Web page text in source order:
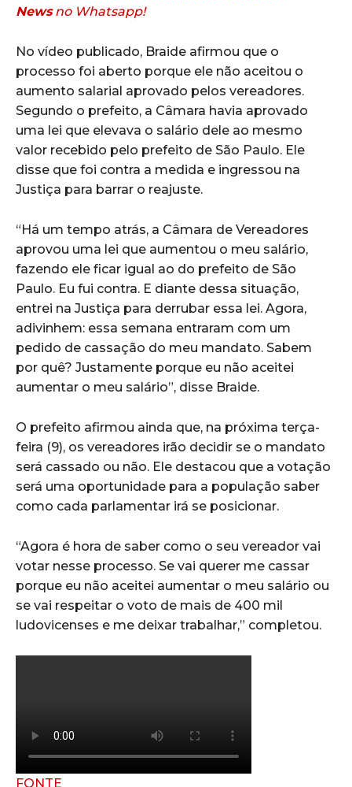
Newsno Whatsapp!
No vídeo publicado, Braide afirmou que o
processo foi aberto porque ele não aceitou o
aumento salarial aprovado pelos vereadores.
Segundo o prefeito, a Câmara havia aprovado
uma lei que elevava o salário dele ao mesmo
valor recebido pelo prefeito de São Paulo. Ele
disse que foi contra a medida e ingressou na
Justiça para barrar o reajuste.
“Há um tempo atrás, a Câmara de Vereadores
aprovou uma lei que aumentou o meu salário,
fazendo ele ficar igual ao do prefeito de São
Paulo. Eu fui contra. E diante dessa situação,
entrei na Justiça para derrubar essa lei. Agora,
adivinhem: essa semana entraram com um
pedido de cassação do meu mandato. Sabem
por quê? Justamente porque eu não aceitei
aumentar o meu salário”, disse Braide.
O prefeito afirmou ainda que, na próxima terça-
feira (9), os vereadores irão decidir se o mandato
será cassado ou não. Ele destacou que a votação
será uma oportunidade para a população saber
como cada parlamentar irá se posicionar.
“Agora é hora de saber como o seu vereador vai
votar nesse processo. Se vai querer me cassar
porque eu não aceitei aumentar o meu salário ou
se vai respeitar o voto de mais de 400 mil
ludovicenses e me deixar trabalhar,” completou.
FONTE